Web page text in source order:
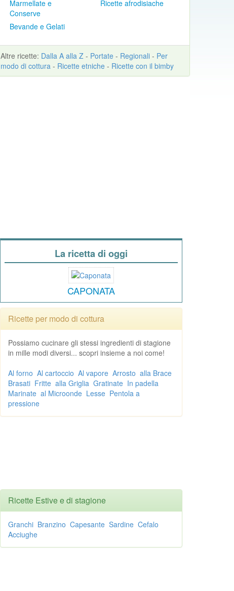
Marmellate e
Conserve
Bevande e Gelati
Ricette afrodisiache
Altre ricette: Dalla A alla Z - Portate - Regionali - Per
modo di cottura - Ricette etniche - Ricette con il bimby
La ricetta di oggi
CAPONATA
Ricette per modo di cottura
Possiamo cucinare gli stessi ingredienti di stagione
in mille modi diversi... scopri insieme a noi come!
Al forno Al cartoccio Al vapore Arrosto alla Brace
Brasati Fritte alla Griglia Gratinate In padella
Marinate al Microonde Lesse Pentola a
pressione
Ricette Estive e di stagione
Granchi Branzino Capesante Sardine Cefalo
Acciughe